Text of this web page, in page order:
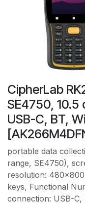
CipherLab
SE4750, 10.5
USB-C, BT,
portable data
range, SE4750),
resolution:
keys, Functional
connection: USB-C,